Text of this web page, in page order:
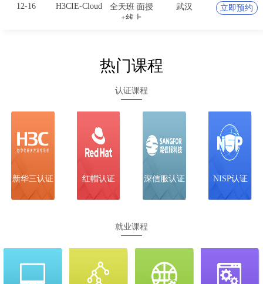
12-16 H3CIE-Cloud
全天班 面授
+线上
武汉 立即预约
SCSE（技服/
全天班 面授
+线上
全天班 面授
热门课程
认证课程
新华三认证 红帽认证 深信服认证 NISP认证
就业课程